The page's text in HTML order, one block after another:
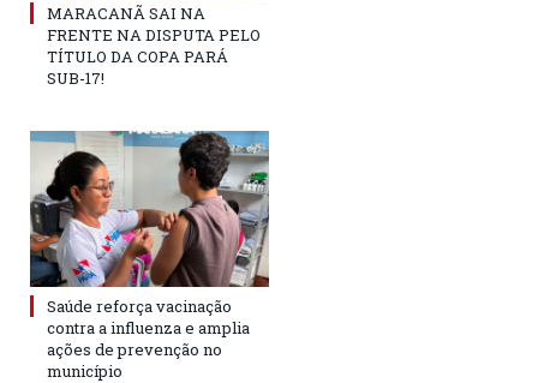
MARACANÃ SAI NA
FRENTE NA DISPUTA PELO
TÍTULO DA COPA PARÁ
SUB-17!
Saúde reforça vacinação
contra a influenza e amplia
ações de prevenção no
município